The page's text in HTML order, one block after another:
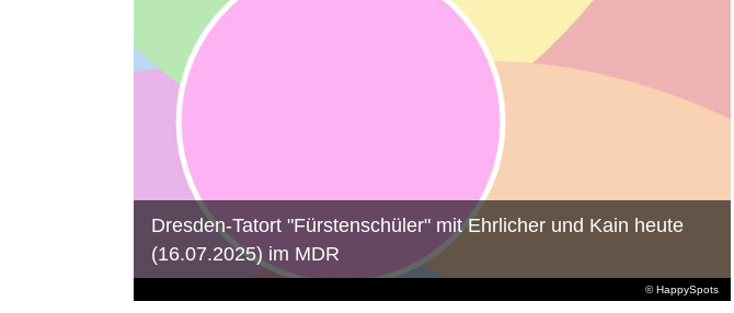
© HappySpots
Dresden-Tatort "Fürstenschüler" mit Ehrlicher und Kain heute
(16.07.2025) im MDR